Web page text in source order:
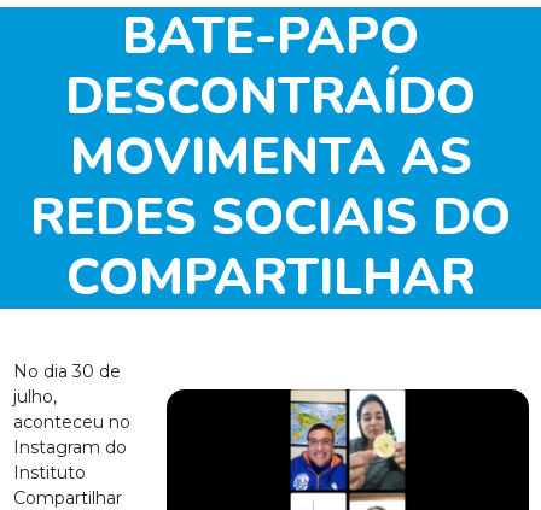
BATE-PAPO
DESCONTRAÍDO
MOVIMENTA AS
REDES SOCIAIS DO
COMPARTILHAR
No dia 30 de
julho,
aconteceu no
Instagram do
Instituto
Compartilhar